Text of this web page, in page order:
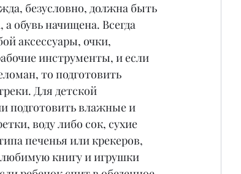
безусловно, должна быть
а обувь начищена. Всегда
аксессуары, очки,
инструменты, и если
то подготовить
Для детской
подготовить влажные и
воду либо сок, сухие
печенья или крекеров,
любимую книгу и игрушки